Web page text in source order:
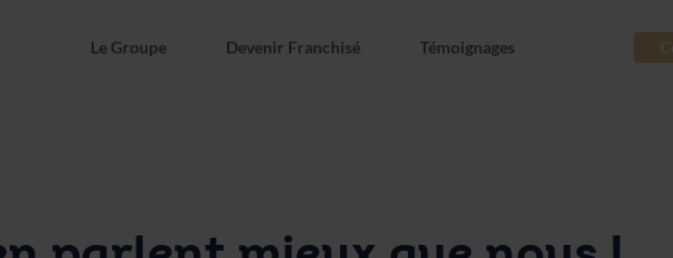
Le Groupe Devenir Franchisé Témoignages